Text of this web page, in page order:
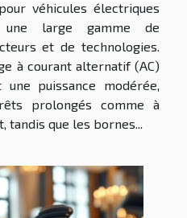
véhicules électriques
large gamme de
et de technologies.
à courant alternatif (AC)
puissance modérée,
prolongés comme à
tandis que les bornes...